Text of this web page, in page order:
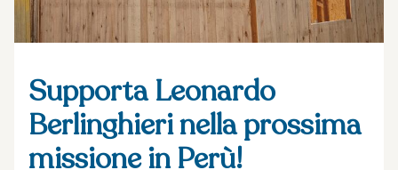
Supporta Leonardo
Berlinghieri nella prossima
missione in Perù!